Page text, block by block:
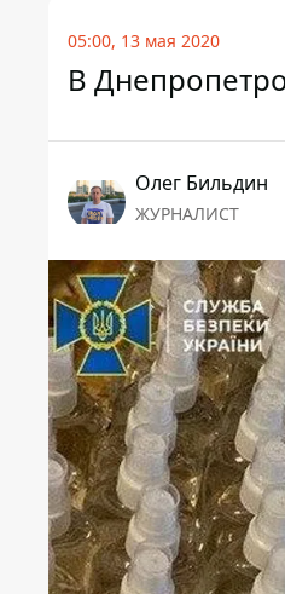
05:00, 13 мая 2020
В
Олег Бильдин
ЖУРНАЛИСТ